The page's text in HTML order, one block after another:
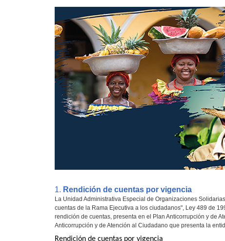
1. Rendición de cuentas por vigencia
La Unidad Administrativa Especial de Organizaciones
cuentas de la Rama Ejecutiva a los ciudadanos", Ley 489 de
rendición de cuentas, presenta en el Plan Anticorrupción y de
Anticorrupción y de Atención al Ciudadano que presenta la
Rendición de cuentas por vigencia